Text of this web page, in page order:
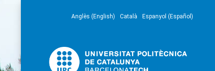
Anglès (English) Català Espanyol (Español)